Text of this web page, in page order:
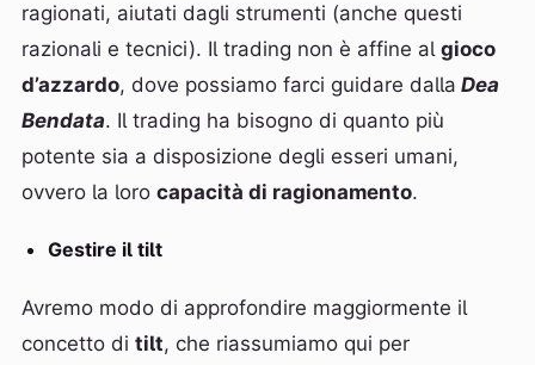
ragionati, aiutati dagli strumenti (anche questi
razionali e tecnici). Il trading non è affine al gioco
d’azzardo, dove possiamo farci guidare dalla Dea
Bendata. Il trading ha bisogno di quanto più
potente sia a disposizione degli esseri umani,
ovvero la loro capacità di ragionamento.
Gestire il tilt
Avremo modo di approfondire maggiormente il
concetto di tilt, che riassumiamo qui per